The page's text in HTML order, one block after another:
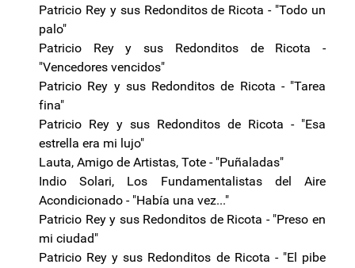
Patricio Rey y sus Redonditos de Ricota - "Todo un
palo"
Patricio Rey y sus Redonditos de Ricota -
"Vencedores vencidos"
Patricio Rey y sus Redonditos de Ricota - "Tarea
fina"
Patricio Rey y sus Redonditos de Ricota - "Esa
estrella era mi lujo"
Lauta, Amigo de Artistas, Tote - "Puñaladas"
Indio Solari, Los Fundamentalistas del Aire
Acondicionado - "Había una vez..."
Patricio Rey y sus Redonditos de Ricota - "Preso en
mi ciudad"
Patricio Rey y sus Redonditos de Ricota - "El pibe